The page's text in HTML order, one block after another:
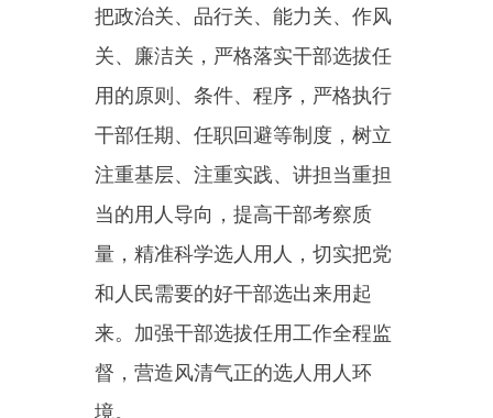
部常态化培养锻炼机制，完善适时
使用、动态管理机制，健全促进优
秀年轻干部脱颖而出的制度措施，
推动年轻干部加强思想理论武装和
基层实践锻炼、提高解决实际问题
的能力。用好各年龄段干部，优化
干部队伍梯次结构。统筹做好培养